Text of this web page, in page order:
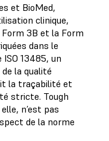
et BioMed,
clinique,
3B et la Form
dans le
13485, un
la qualité
la traçabilité et
stricte. Tough
n’est pas
de la norme